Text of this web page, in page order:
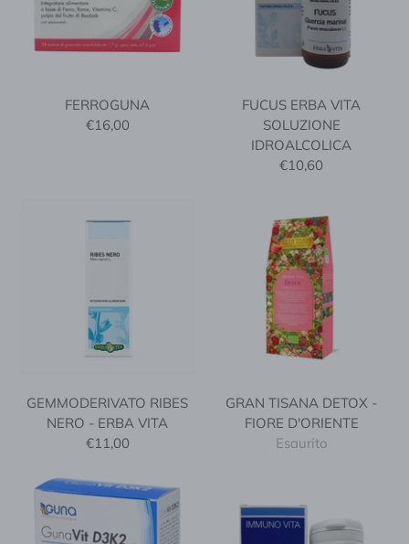
FERROGUNA
€16,00
FUCUS ERBA VITA
SOLUZIONE
IDROALCOLICA
€10,60
GEMMODERIVATO RIBES
NERO - ERBA VITA
€11,00
GRAN TISANA DETOX -
FIORE D'ORIENTE
Esaurito